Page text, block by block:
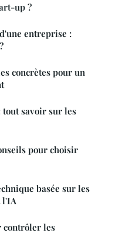
up ?
entreprise :
concrètes pour un
tout savoir sur les
pour choisir
basée sur les
l'IA
contrôler les